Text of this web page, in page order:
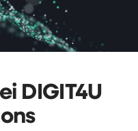
DIGIT4U